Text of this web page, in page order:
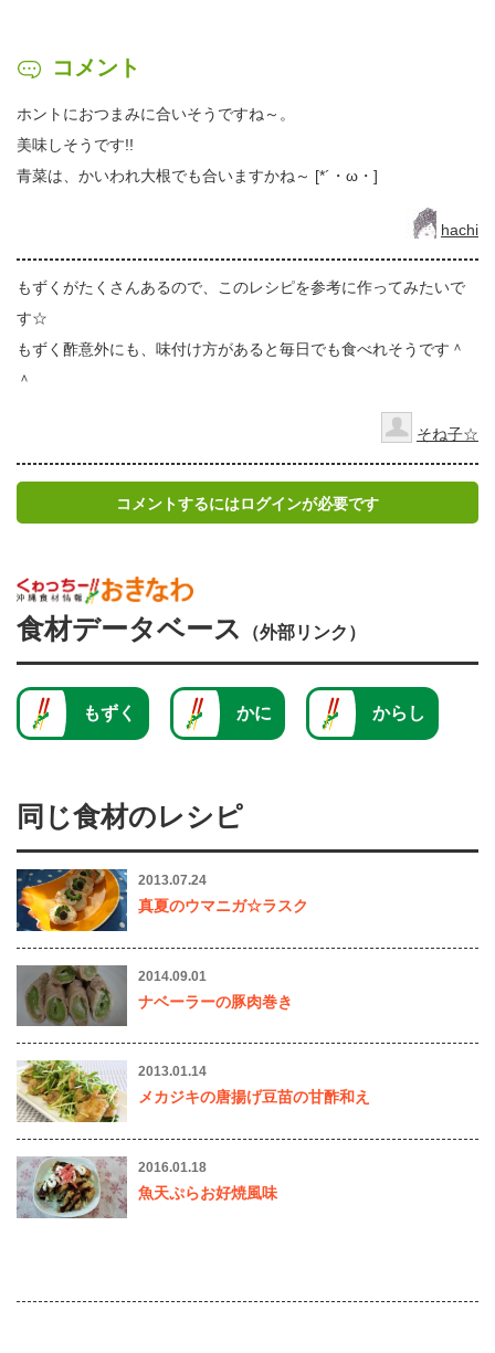
コメント
ホントにおつまみに合いそうですね～。
美味しそうです!!
青菜は、かいわれ大根でも合いますかね～ [*´・ω・]
hachi
もずくがたくさんあるので、このレシピを参考に作ってみたいで
す☆
もずく酢意外にも、味付け方があると毎日でも食べれそうです＾
＾
そね子☆
コメントするにはログインが必要です
食材データベース （外部リンク）
もずく かに からし
同じ食材のレシピ
2013.07.24
真夏のウマニガ☆ラスク
2014.09.01
ナベーラーの豚肉巻き
2013.01.14
メカジキの唐揚げ豆苗の甘酢和え
2016.01.18
魚天ぷらお好焼風味